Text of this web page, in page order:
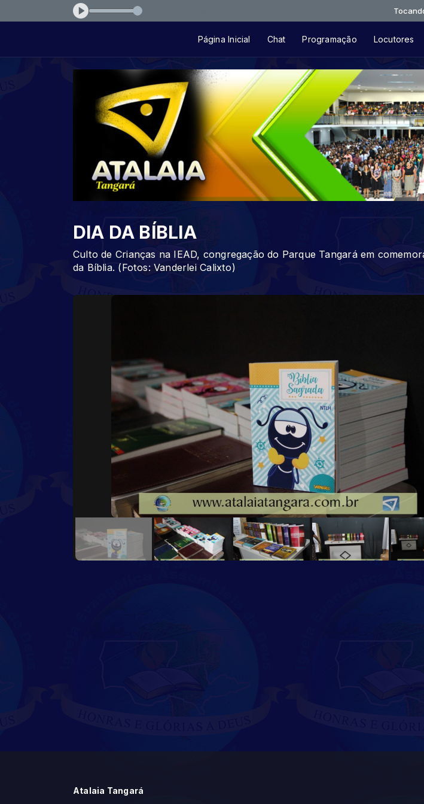
Tocando agora:
Página Inicial Chat Programação Locutores
DIA DA BÍBLIA
Culto de Crianças na IEAD, congregação do Parque Tangará em
da Bíblia. (Fotos: Vanderlei Calixto)
Atalaia Tangará